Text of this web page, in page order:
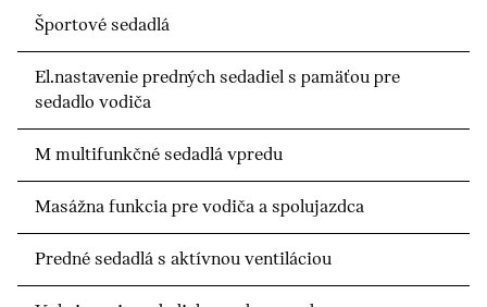
Športové sedadlá
El.nastavenie predných sedadiel s pamäťou pre
sedadlo vodiča
M multifunkčné sedadlá vpredu
Masážna funkcia pre vodiča a spolujazdca
Predné sedadlá s aktívnou ventiláciou